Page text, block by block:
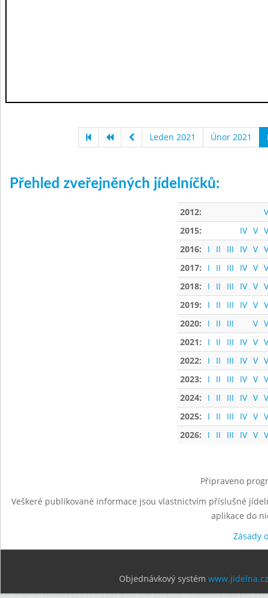
Leden 2021 Únor 2021
Přehled zveřejněných jídelníčků:
2012:
2015:
IV V
2016:
I II III IV V
2017:
I II III IV V
2018:
I II III IV V
2019:
I II III IV V
2020:
I II III V
2021:
I II III IV V
2022:
I II III IV V
2023:
I II III IV V
2024:
I II III IV V
2025:
I II III IV V
2026:
I II III IV V
Připraveno
Veškeré publikované informace jsou vlastnictvím příslušné
aplikace do
Zásady
Objednávkový systém www.jidelna.cz